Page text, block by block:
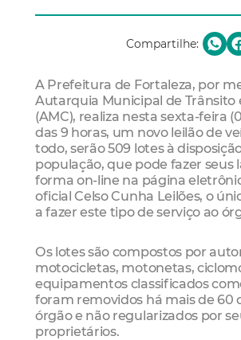
Compartilhe:
A Prefeitura de Fortaleza, por
Autarquia Municipal de Trânsito
(AMC), realiza nesta sexta-feira
das 9 horas, um novo leilão de
todo, serão 509 lotes à
população, que pode fazer seus
forma on-line na página
oficial Celso Cunha Leilões, o
a fazer este tipo de serviço ao
Os lotes são compostos por
motocicletas, motonetas,
equipamentos classificados
foram removidos há mais de 60
órgão e não regularizados por
proprietários.